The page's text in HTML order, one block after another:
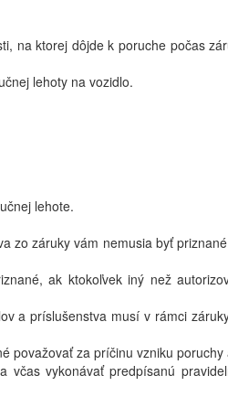
na ktorej dôjde k poruche počas
lehoty na vozidlo.
lehote.
zo záruky vám nemusia byť
ak ktokoľvek iný než
a príslušenstva musí v rámci
považovať za príčinu vzniku
vykonávať predpísanú